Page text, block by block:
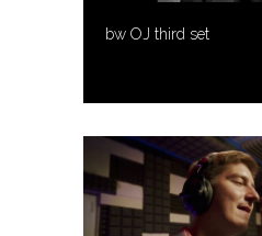
bw OJ third set